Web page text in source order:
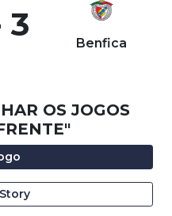
3 Benfica
OS JOGOS